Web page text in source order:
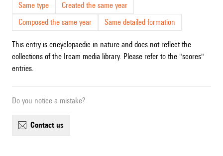
Same type
Created the same year
Composed the same year
Same detailed formation
This entry is encyclopaedic in nature and does not reflect the
collections of the Ircam media library. Please refer to the "scores"
entries.
Do you notice a mistake?
contact us